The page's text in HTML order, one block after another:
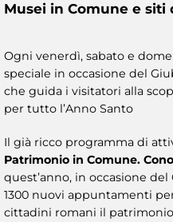
Musei in Comune e
Ogni venerdì, sabato e
speciale in occasione del
che guida i visitatori alla
per tutto l’Anno Santo
Il già ricco programma di
Patrimonio in Comune.
quest’anno, in occasione
1300 nuovi appuntamenti
cittadini romani il